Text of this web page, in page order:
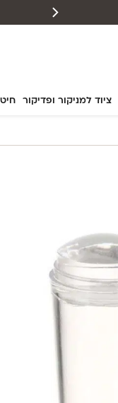
ציוד למניקור ופדיקור